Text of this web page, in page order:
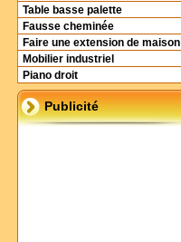
Table basse palette
Fausse cheminée
Faire une extension de maison
Mobilier industriel
Piano droit
Publicité